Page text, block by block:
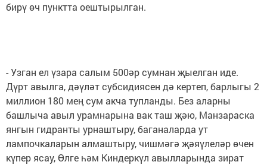
бирү өч пунктта оештырылган.
- Узган ел үзара салым 500әр сумнан җыелган иде.
Дүрт авылга, дәүләт субсидиясен дә кертеп, барлыгы 2
миллион 180 мең сум акча тупланды. Без аларны
башлыча авыл урамнарына вак таш җәю, Манзараска
янгын гидранты урнаштыру, баганаларда ут
лампочкаларын алмаштыру, чишмәгә җәяүлеләр өчен
күпер ясау, Өлге һәм Киндеркүл авылларында зират